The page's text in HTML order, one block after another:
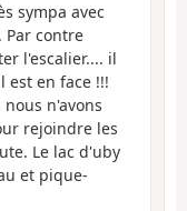
sympa avec
Par contre
l'escalier.... il
est en face !!!
n'avons
rejoindre les
Le lac d'uby
et pique-